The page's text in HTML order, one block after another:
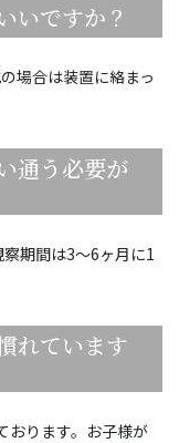
いですか？
場合は装置に絡まっ
通う必要が
期間は3〜6ヶ月に1
れています
おります。お子様が